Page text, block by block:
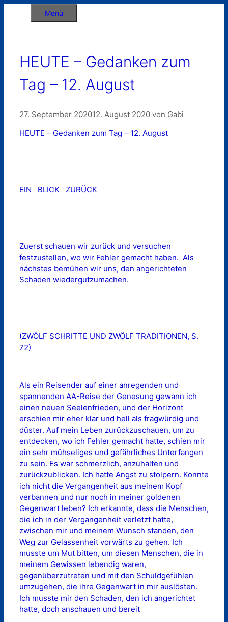
Menü
HEUTE – Gedanken zum
Tag – 12. August
27. September 202012. August 2020 von Gabi
HEUTE – Gedanken zum Tag – 12. August
EIN BLICK ZURÜCK
Zuerst schauen wir zurück und versuchen
festzustellen, wo wir Fehler gemacht haben. Als
nächstes bemühen wir uns, den angerichteten
Schaden wiedergutzumachen.
(ZWÖLF SCHRITTE UND ZWÖLF TRADITIONEN, S.
72)
Als ein Reisender auf einer anregenden und
spannenden AA-Reise der Genesung gewann ich
einen neuen Seelenfrieden, und der Horizont
erschien mir eher klar und hell als fragwürdig und
düster. Auf mein Leben zurückzuschauen, um zu
entdecken, wo ich Fehler gemacht hatte, schien mir
ein sehr mühseliges und gefährliches Unterfangen
zu sein. Es war schmerzlich, anzuhalten und
zurückzublicken. Ich hatte Angst zu stolpern. Konnte
ich nicht die Vergangenheit aus meinem Kopf
verbannen und nur noch in meiner goldenen
Gegenwart leben? Ich erkannte, dass die Menschen,
die ich in der Vergangenheit verletzt hatte,
zwischen mir und meinem Wunsch standen, den
Weg zur Gelassenheit vorwärts zu gehen. Ich
musste um Mut bitten, um diesen Menschen, die in
meinem Gewissen lebendig waren,
gegenüberzutreten und mit den Schuldgefühlen
umzugehen, die ihre Gegenwart in mir auslösten.
Ich musste mir den Schaden, den ich angerichtet
hatte, doch anschauen und bereit